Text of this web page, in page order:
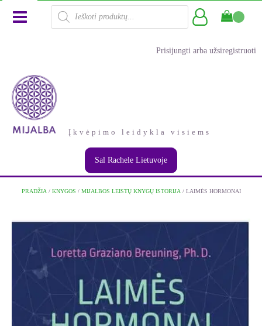
Products
search
Prisijungti arba užsiregistruoti
Įkvėpimo leidykla visiems
Sal Rachele Lietuvoje
PRADŽIA / KNYGOS / MIJALBOS LEISTŲ KNYGŲ ISTORIJA / LAIMĖS HORMONAI